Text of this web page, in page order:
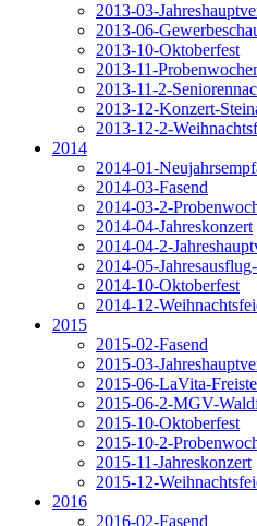
2013-03-
2013-06-
2013-10-Oktoberfest
2013-11-
2013-11-2-
2013-12-Konzert-
2013-12-2-
2014
2014-01-
2014-03-Fasend
2014-03-2-
2014-04-Jahreskonzert
2014-04-2-
2014-05-
2014-10-Oktoberfest
2014-12-
2015
2015-02-Fasend
2015-03-
2015-06-LaVita-
2015-06-2-MGV-
2015-10-Oktoberfest
2015-10-2-
2015-11-Jahreskonzert
2015-12-
2016
2016-02-Fasend